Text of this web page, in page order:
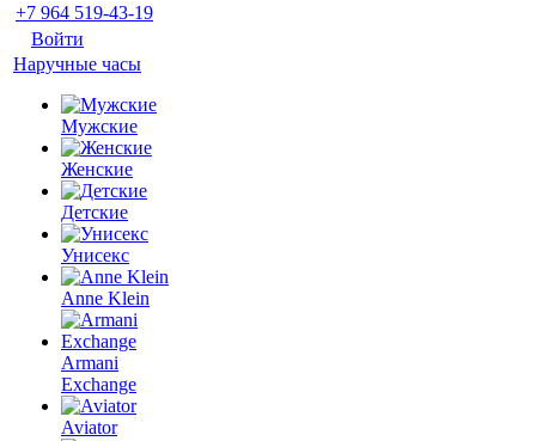
+7 964 519-43-19
Войти
Наручные часы
Мужские
Женские
Детские
Унисекс
Anne Klein
Armani
Exchange
Aviator